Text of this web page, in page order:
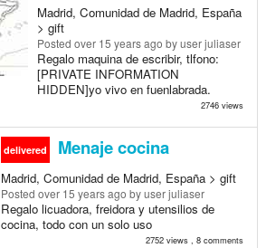
Madrid, Comunidad de Madrid, España
> gift
Posted over 15 years ago by user juliaser
Regalo maquina de escribir, tlfono:
[PRIVATE INFORMATION
HIDDEN]yo vivo en fuenlabrada.
2746 views
delivered Menaje cocina
Madrid, Comunidad de Madrid, España > gift
Posted over 15 years ago by user juliaser
Regalo licuadora, freidora y utensilios de
cocina, todo con un solo uso
2752 views , 8 comments